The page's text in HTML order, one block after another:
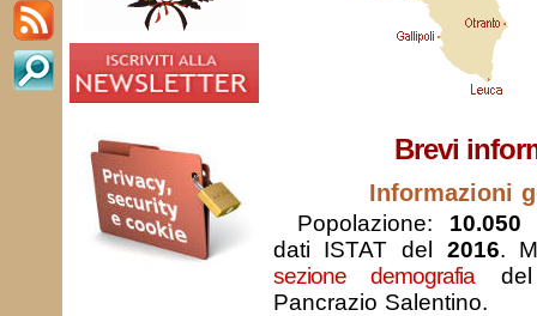
Brevi
Informazioni
Popolazione: 10.050
dati ISTAT del 2016.
sezione demografia del
Pancrazio Salentino.